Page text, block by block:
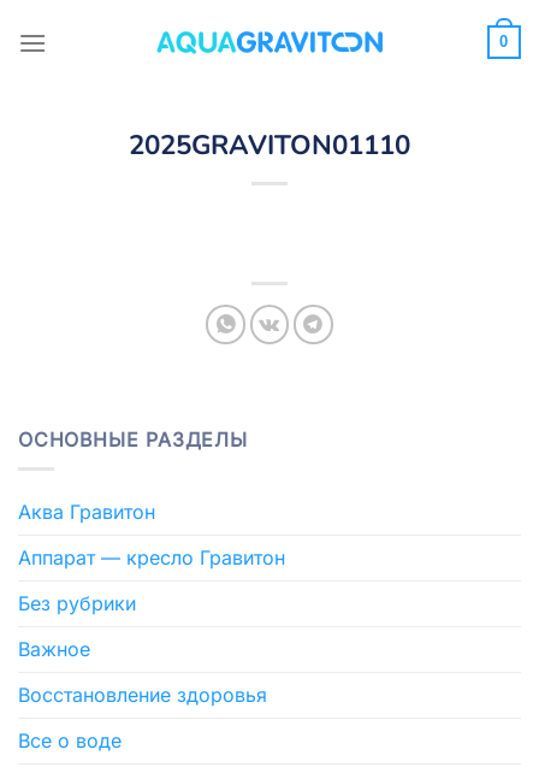
0
2025GRAVITON01110
ОСНОВНЫЕ РАЗДЕЛЫ
Аква Гравитон
Аппарат — кресло Гравитон
Без рубрики
Важное
Восстановление здоровья
Все о воде